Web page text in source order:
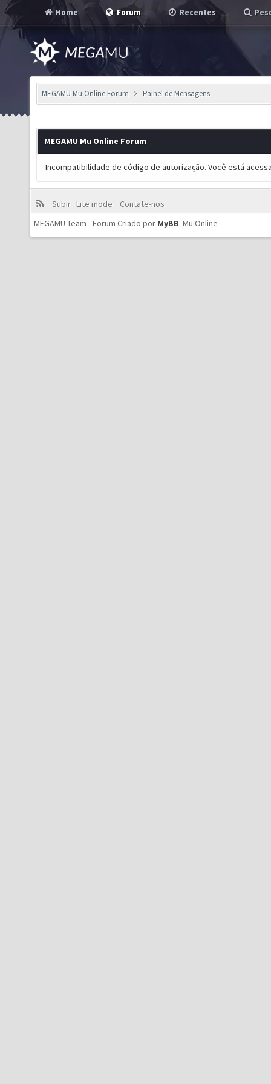
Home Forum Recentes
MEGAMU Mu Online Forum Painel de Mensagens
MEGAMU Mu Online Forum
Incompatibilidade de código de autorização. Você está
Subir Lite mode
Contate-nos
MEGAMU Team - Forum Criado por MyBB. Mu Online